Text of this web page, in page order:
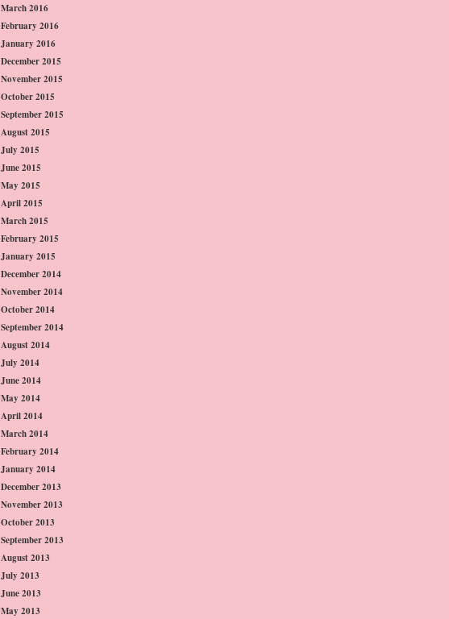
March 2016
February 2016
January 2016
December 2015
November 2015
October 2015
September 2015
August 2015
July 2015
June 2015
May 2015
April 2015
March 2015
February 2015
January 2015
December 2014
November 2014
October 2014
September 2014
August 2014
July 2014
June 2014
May 2014
April 2014
March 2014
February 2014
January 2014
December 2013
November 2013
October 2013
September 2013
August 2013
July 2013
June 2013
May 2013